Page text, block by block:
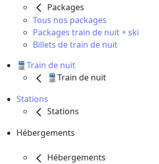
Packages
Tous nos packages
Packages train de nuit + ski
Billets de train de nuit
🚆Train de nuit
🚆Train de nuit
Stations
Stations
Hébergements
Hébergements